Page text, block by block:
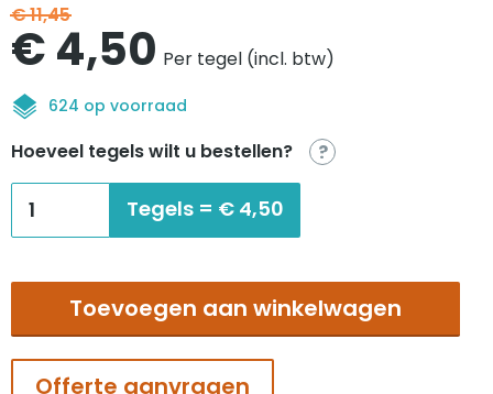
€11,45
Oorspronkelijke
prijs
was:
€11,45.
€4,50Huidige
prijs
is:
€4,50.
Per tegel (incl. btw)
624 op voorraad
Hoeveel tegels wilt u bestellen? ?
UR101
charcoal
aantal
Tegels = € 4,50
Toevoegen aan winkelwagen
Offerte aanvragen